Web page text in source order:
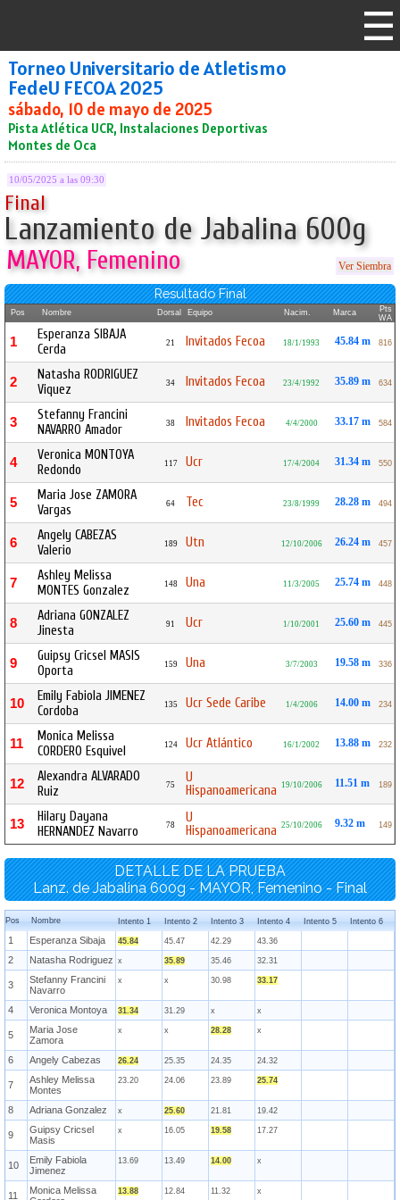
Torneo Universitario de Atletismo
FedeU FECOA 2025
sábado, 10 de mayo de 2025
Pista Atlética UCR, Instalaciones Deportivas
Montes de Oca
10/05/2025 a las 09:30
Final
Lanzamiento de Jabalina 600g
MAYOR, Femenino Ver Siembra
Resultado Final
Pos Nombre Dorsal Equipo Nacim. Marca
Pts
WA
1
Esperanza SIBAJA
Cerda
21 Invitados Fecoa 18/1/1993 45.84 m 816
2
Natasha RODRIGUEZ
Viquez
34 Invitados Fecoa 23/4/1992 35.89 m 634
3
Stefanny Francini
NAVARRO Amador
38 Invitados Fecoa 4/4/2000 33.17 m 584
4
Veronica MONTOYA
Redondo
117 Ucr 17/4/2004 31.34 m 550
5
Maria Jose ZAMORA
Vargas
64 Tec 23/8/1999 28.28 m 494
6
Angely CABEZAS
Valerio
189 Utn 12/10/2006 26.24 m 457
7
Ashley Melissa
MONTES Gonzalez
148 Una 11/3/2005 25.74 m 448
8
Adriana GONZALEZ
Jinesta
91 Ucr 1/10/2001 25.60 m 445
9
Guipsy Cricsel MASIS
Oporta
159 Una 3/7/2003 19.58 m 336
10
Emily Fabiola JIMENEZ
Cordoba
135 Ucr Sede Caribe 1/4/2006 14.00 m 234
11
Monica Melissa
CORDERO Esquivel
124 Ucr Atlántico 16/1/2002 13.88 m 232
12
Alexandra ALVARADO
Ruiz
75
U
Hispanoamericana
19/10/2006 11.51 m 189
13
Hilary Dayana
HERNANDEZ Navarro
78
U
Hispanoamericana 25/10/2006 9.32 m 149
DETALLE DE LA PRUEBA
Lanz. de Jabalina 600g - MAYOR, Femenino - Final
Pos Nombre Intento 1 Intento 2 Intento 3 Intento 4 Intento 5 Intento 6
1 Esperanza Sibaja 45.84 45.47 42.29 43.36
2 Natasha Rodriguez x 35.89 35.46 32.31
3
Stefanny Francini
Navarro
x x 30.98 33.17
4 Veronica Montoya 31.34 31.29 x x
5
Maria Jose
Zamora
x x 28.28 x
6 Angely Cabezas 26.24 25.35 24.35 24.32
7
Ashley Melissa
Montes
23.20 24.06 23.89 25.74
8 Adriana Gonzalez x 25.60 21.81 19.42
9
Guipsy Cricsel
Masis
x 16.05 19.58 17.27
10
Emily Fabiola
Jimenez
13.69 13.49 14.00 x
11
Monica Melissa
13.88 12.84 11.32 x